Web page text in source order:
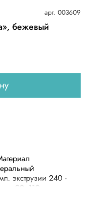
арт. 003609
бежевый
экструзии 240 -
90- 110
1380 гМин.